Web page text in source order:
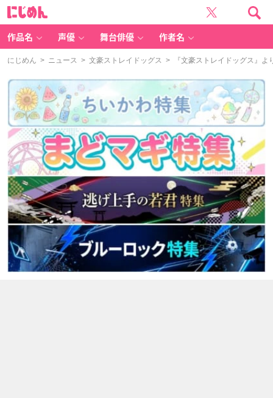
作品名 声優 舞台俳優 作者名
にじめん > ニュース > 文豪ストレイドッグス > 『文豪ストレイドッグス』よ